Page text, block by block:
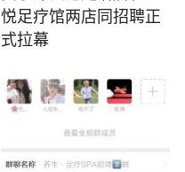
悦足疗馆两店同招聘正
式拉幕